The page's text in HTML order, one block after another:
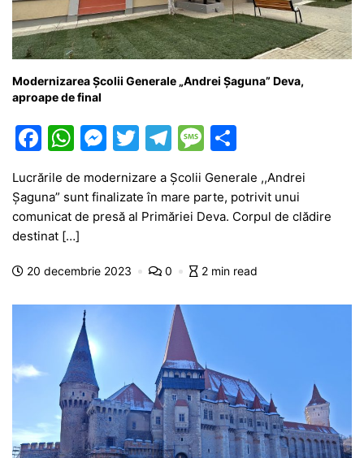
Modernizarea Școlii Generale „Andrei Șaguna” Deva,
aproape de final
F
a
c
e
b
o
W
at
s
A
p
M
s
s
n
T
itt
er
T
e
gr
m
M
s
s
g
ta
je
z
Lucrările de modernizare a Școlii Generale ,,Andrei
Șaguna” sunt finalizate în mare parte, potrivit unui
comunicat de presă al Primăriei Deva. Corpul de clădire
destinat […]
20 decembrie 2023 0 2 min read